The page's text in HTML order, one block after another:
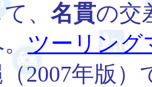
、 名貫の交
。ツーリング
2007年版）